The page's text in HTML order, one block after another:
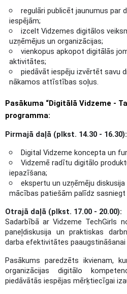
regulāri publicēt jaunumus par
iespējām;
izcelt Vidzemes digitālos
uzņēmējus un organizācijas;
vienkopus apkopot digitālās
aktivitātes;
piedāvāt iespēju izvērtēt savu
nākamos attīstības soļus.
Pasākuma “Digitālā Vidzeme -
programma:
Pirmajā daļā (plkst. 14.30 - 16.30):
Digital Vidzeme koncepta un
Vidzemē radītu digitālo
iepazīšana;
ekspertu un uzņēmēju
mācības patiešām palīdz
Otrajā daļā (plkst. 17.00 - 20.00):
Sadarbībā ar Vidzeme TechGirls
paneļdiskusija un praktiskas
darba efektivitātes
Pasākums paredzēts ikvienam,
organizācijas digitālo
piedāvātās iespējas mērķtiecīgai